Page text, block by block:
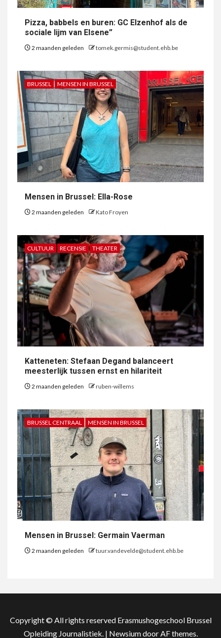
Pizza, babbels en buren: GC Elzenhof als de
sociale lijm van Elsene”
2 maanden geleden tomek.germis@student.ehb.be
BRUSSEL MENSEN IN BRUSSEL
Mensen in Brussel: Ella-Rose
2 maanden geleden Kato Froyen
CULTUUR RECENSIE THEATER
Katteneten: Stefaan Degand balanceert
meesterlijk tussen ernst en hilariteit
2 maanden geleden ruben-willems
BRUSSEL CENTRAAL MENSEN IN BRUSSEL
Mensen in Brussel: Germain Vaerman
2 maanden geleden tuur.vandevelde@student.ehb.be
Copyright © All rights reserved Erasmushogeschool Brussel
Opleiding Journalistiek. | Newsiumdoor AF themes.